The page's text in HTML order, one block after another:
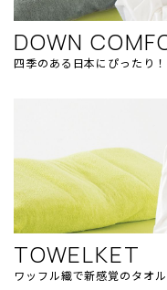
DOWN
四季のある日本にぴったり
TOWELKET
ワッフル織で新感覚のタオ